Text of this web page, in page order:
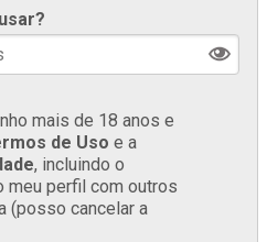
mais de 18 anos e
de Uso e a
, incluindo o
meu perfil com outros
(posso cancelar a